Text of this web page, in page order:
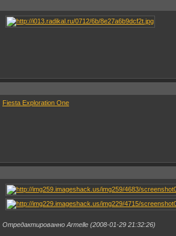
Fiesta Exploration One
Отредактированно Armelle (2008-01-29 21:32:26)